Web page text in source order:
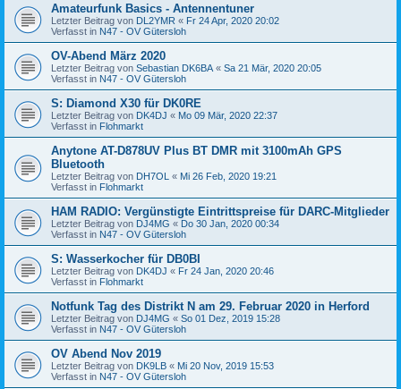
Amateurfunk Basics - Antennentuner
Letzter Beitrag von DL2YMR « Fr 24 Apr, 2020 20:02
Verfasst in N47 - OV Gütersloh
OV-Abend März 2020
Letzter Beitrag von Sebastian DK6BA « Sa 21 Mär, 2020 20:05
Verfasst in N47 - OV Gütersloh
S: Diamond X30 für DK0RE
Letzter Beitrag von DK4DJ « Mo 09 Mär, 2020 22:37
Verfasst in Flohmarkt
Anytone AT-D878UV Plus BT DMR mit 3100mAh GPS
Bluetooth
Letzter Beitrag von DH7OL « Mi 26 Feb, 2020 19:21
Verfasst in Flohmarkt
HAM RADIO: Vergünstigte Eintrittspreise für DARC-Mitglieder
Letzter Beitrag von DJ4MG « Do 30 Jan, 2020 00:34
Verfasst in N47 - OV Gütersloh
S: Wasserkocher für DB0BI
Letzter Beitrag von DK4DJ « Fr 24 Jan, 2020 20:46
Verfasst in Flohmarkt
Notfunk Tag des Distrikt N am 29. Februar 2020 in Herford
Letzter Beitrag von DJ4MG « So 01 Dez, 2019 15:28
Verfasst in N47 - OV Gütersloh
OV Abend Nov 2019
Letzter Beitrag von DK9LB « Mi 20 Nov, 2019 15:53
Verfasst in N47 - OV Gütersloh